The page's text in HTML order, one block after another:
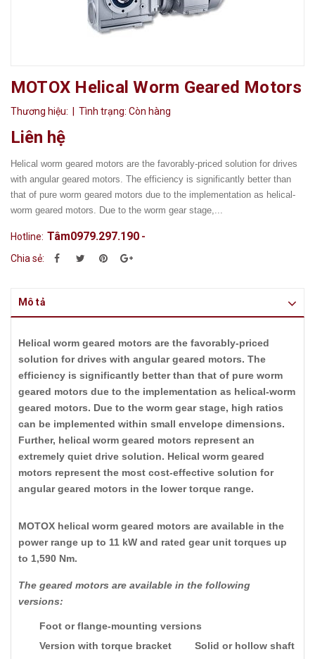
MOTOX Helical Worm Geared Motors
Thương hiệu: | Tình trạng: Còn hàng
Liên hệ
Helical worm geared motors are the favorably-priced solution for drives
with angular geared motors. The efficiency is significantly better than
that of pure worm geared motors due to the implementation as helical-
worm geared motors. Due to the worm gear stage,...
Hotline: Tâm0979.297.190 -
Chia sẻ:
Mô tả
Helical worm geared motors are the favorably-priced
solution for drives with angular geared motors. The
efficiency is significantly better than that of pure worm
geared motors due to the implementation as helical-worm
geared motors. Due to the worm gear stage, high ratios
can be implemented within small envelope dimensions.
Further, helical worm geared motors represent an
extremely quiet drive solution. Helical worm geared
motors represent the most cost-effective solution for
angular geared motors in the lower torque range.
MOTOX helical worm geared motors are available in the
power range up to 11 kW and rated gear unit torques up
to 1,590 Nm.
The geared motors are available in the following
versions:
Foot or flange-mounting versions
Version with torque bracket
Solid or hollow shaft